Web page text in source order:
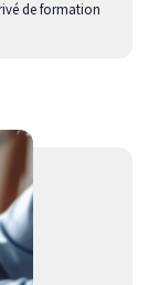
de formation